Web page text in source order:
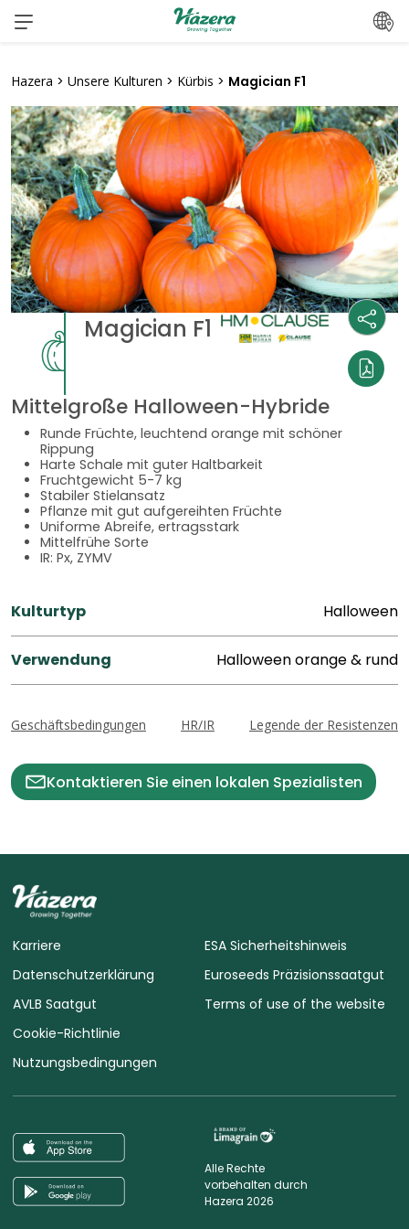
Zum
Inhalt
Hazera > Unsere Kulturen > Kürbis > Magician F1
Magician F1
Mittelgroße Halloween-Hybride
Runde Früchte, leuchtend orange mit schöner
Rippung
Harte Schale mit guter Haltbarkeit
Fruchtgewicht 5-7 kg
Stabiler Stielansatz
Pflanze mit gut aufgereihten Früchte
Uniforme Abreife, ertragsstark
Mittelfrühe Sorte
IR: Px, ZYMV
Kulturtyp Halloween
Verwendung Halloween orange & rund
Geschäftsbedingungen HR/IR Legende der Resistenzen
Kontaktieren Sie einen lokalen Spezialisten
Karriere
Datenschutzerklärung
AVLB Saatgut
Cookie-Richtlinie
Nutzungsbedingungen
ESA Sicherheitshinweis
Euroseeds Präzisionssaatgut
Terms of use of the website
Alle Rechte
vorbehalten durch
Hazera 2026